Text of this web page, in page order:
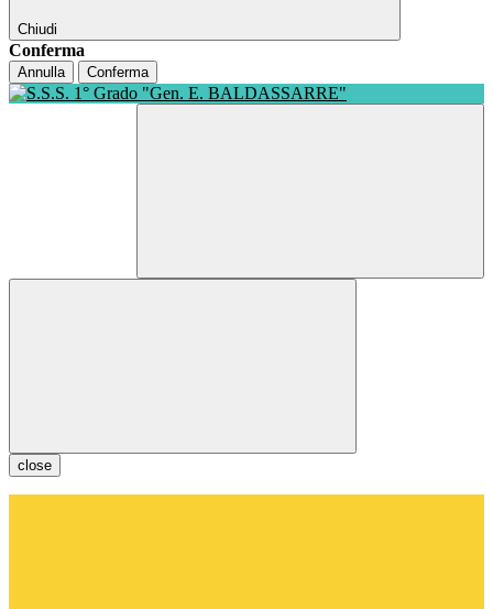
Chiudi
Conferma
Annulla Conferma
close